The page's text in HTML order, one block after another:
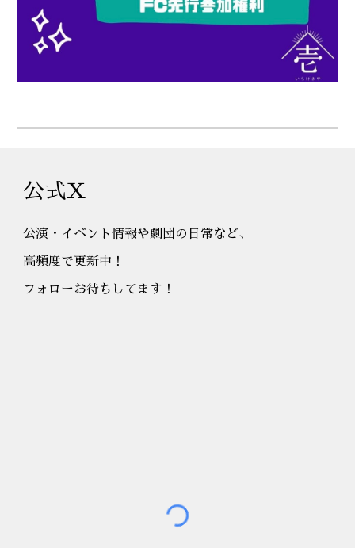
公式Ｘ
公演・イベント情報や劇団の日常など、
高頻度で更新中！
フォローお待ちしてます！